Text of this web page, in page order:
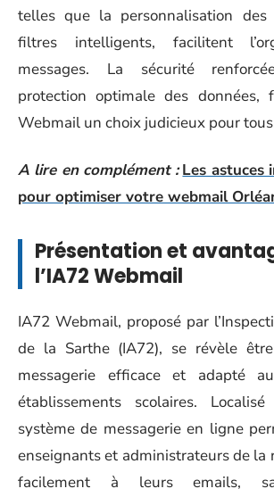
telles que la personnalisation
filtres intelligents, facilitent
messages. La sécurité
protection optimale des données,
Webmail un choix judicieux pour
A lire en complément : Les astuces
pour optimiser votre webmail
Présentation et
l’IA72 Webmail
IA72 Webmail, proposé par
de la Sarthe (IA72), se révèle
messagerie efficace et adapté
établissements scolaires.
système de messagerie en ligne
enseignants et administrateurs de la
facilement à leurs emails,